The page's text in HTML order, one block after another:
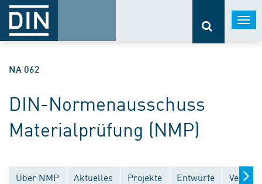
NA 062
DIN-Normenausschuss
Materialprüfung (NMP)
Über NMP Aktuelles Projekte Entwürfe